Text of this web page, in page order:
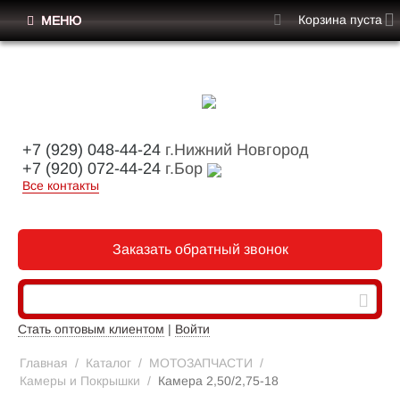
+7 (929) 048-44-24 г.Нижний Новгород
+7 (920) 072-44-24 г.Бор
Все контакты
Заказать обратный звонок
Стать оптовым клиентом | Войти
МЕНЮ Корзина пуста
Главная / Каталог / МОТОЗАПЧАСТИ /
Камеры и Покрышки / Камера 2,50/2,75-18